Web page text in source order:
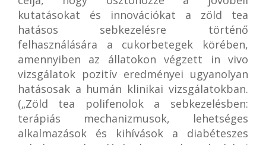
kutatásokat és innovációkat a zöld tea
hatásos sebkezelésre történő
felhasználására a cukorbetegek körében,
amennyiben az állatokon végzett in vivo
vizsgálatok pozitív eredményei ugyanolyan
hatásosak a humán klinikai vizsgálatokban.
(„Zöld tea polifenolok a sebkezelésben:
terápiás mechanizmusok, lehetséges
alkalmazások és kihívások a diabéteszes